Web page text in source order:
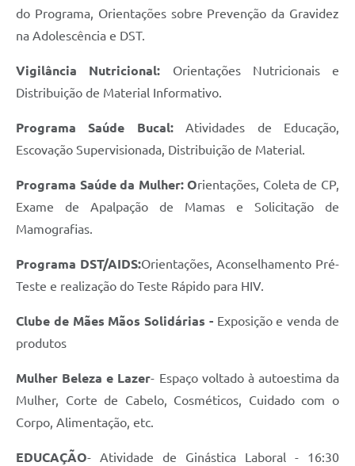
do Programa, Orientações sobre Prevenção da Gravidez
na Adolescência e DST.
Vigilância Nutricional: Orientações Nutricionais e
Distribuição de Material Informativo.
Programa Saúde Bucal:Atividades de Educação,
Escovação Supervisionada, Distribuição de Material.
Programa Saúde da Mulher: Orientações, Coleta de CP,
Exame de Apalpação de Mamas e Solicitação de
Mamografias.
Programa DST/AIDS:Orientações, Aconselhamento Pré-
Teste e realização do Teste Rápido para HIV.
Clube de Mães Mãos Solidárias - Exposição e venda de
produtos
Mulher Beleza e Lazer- Espaço voltado à autoestima da
Mulher, Corte de Cabelo, Cosméticos, Cuidado com o
Corpo, Alimentação, etc.
EDUCAÇÃO- Atividade de Ginástica Laboral - 16:30